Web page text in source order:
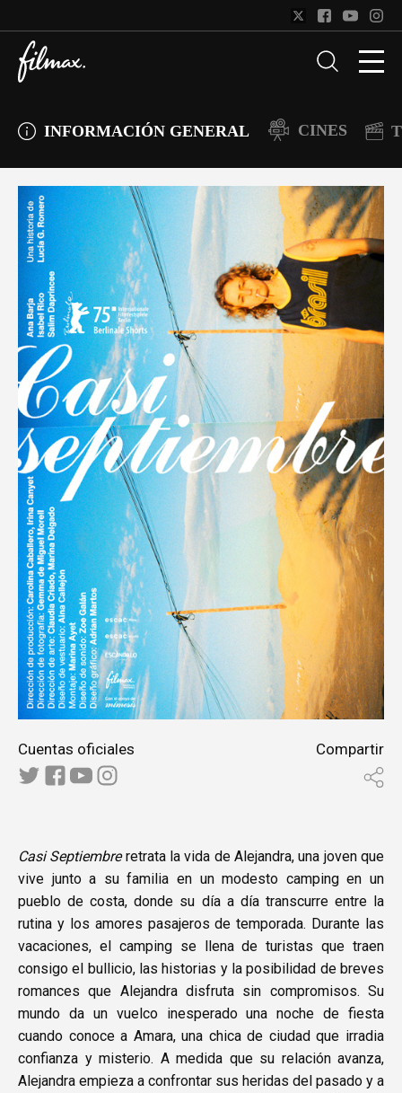
INFORMACIÓN GENERAL CINES
Cuentas oficiales Compartir
Casi Septiembreretrata la vida de Alejandra, una joven que
vive junto a su familia en un modesto camping en un
pueblo de costa, donde su día a día transcurre entre la
rutina y los amores pasajeros de temporada. Durante las
vacaciones, el camping se llena de turistas que traen
consigo el bullicio, las historias y la posibilidad de breves
romances que Alejandra disfruta sin compromisos. Su
mundo da un vuelco inesperado una noche de fiesta
cuando conoce a Amara, una chica de ciudad que irradia
confianza y misterio. A medida que su relación avanza,
Alejandra empieza a confrontar sus heridas del pasado y a